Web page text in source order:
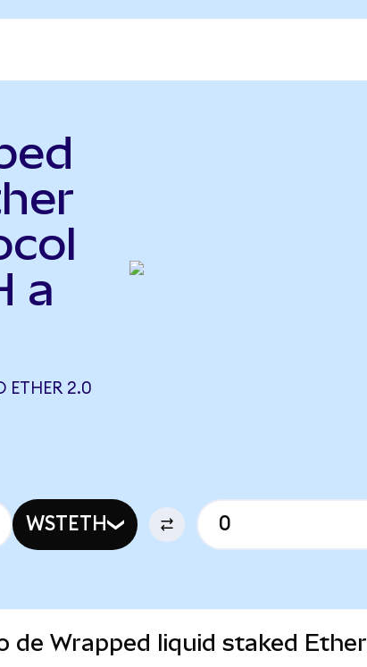
a
ETHER 2.0
WSTETH
de Wrapped liquid staked